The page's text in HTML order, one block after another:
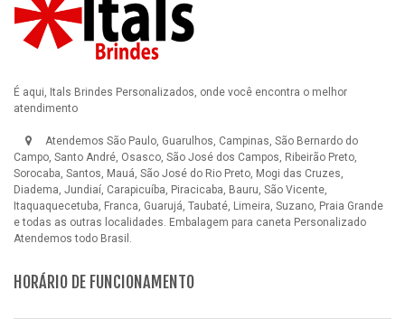
É aqui, Itals Brindes Personalizados, onde você encontra o melhor
atendimento
Atendemos São Paulo, Guarulhos, Campinas, São Bernardo do
Campo, Santo André, Osasco, São José dos Campos, Ribeirão Preto,
Sorocaba, Santos, Mauá, São José do Rio Preto, Mogi das Cruzes,
Diadema, Jundiaí, Carapicuíba, Piracicaba, Bauru, São Vicente,
Itaquaquecetuba, Franca, Guarujá, Taubaté, Limeira, Suzano, Praia Grande
e todas as outras localidades. Embalagem para caneta Personalizado
Atendemos todo Brasil.
HORÁRIO DE FUNCIONAMENTO